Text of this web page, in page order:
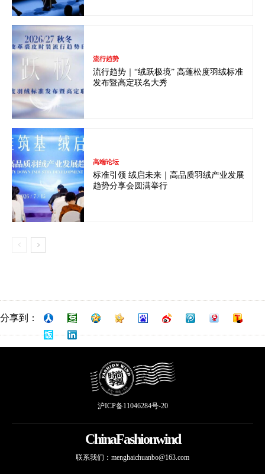
流行趋势
流行趋势｜“绒跃极境” 高蓬松度羽绒标准
发布暨高定联名大秀
高端论坛
标准引领 绒启未来｜高品质羽绒产业发展
趋势分享会圆满举行
分享到：
沪ICP备11046284号-20
ChinaFashionwind
联系我们： menghaichuanbo@163.com